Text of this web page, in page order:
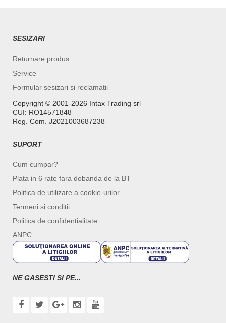
SESIZARI
Returnare produs
Service
Formular sesizari si reclamatii
Copyright ©️ 2001-2026 Intax Trading srl
CUI: RO14571848
Reg. Com. J2021003687238
SUPORT
Cum cumpar?
Plata in 6 rate fara dobanda de la BT
Politica de utilizare a cookie-urilor
Termeni si conditii
Politica de confidentialitate
ANPC
NE GASESTI SI PE...